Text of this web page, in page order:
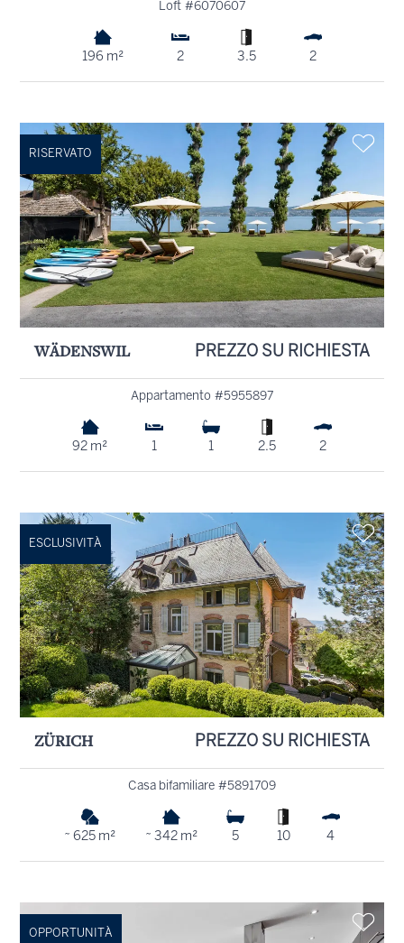
Loft #6070607
196 m² 2 3.5 2
RISERVATO
WÄDENSWIL PREZZO SU RICHIESTA
Appartamento #5955897
92 m² 1 1 2.5 2
ESCLUSIVITÀ
ZÜRICH PREZZO SU RICHIESTA
Casa bifamiliare #5891709
~ 625 m² ~ 342 m² 5 10 4
OPPORTUNITÀ